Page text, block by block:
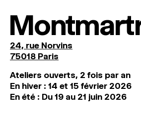
24, rue Norvins
75018 Paris
Ateliers ouverts, 2 fois par an
En hiver : 14 et 15 février 2026
En été : Du 19 au 21 juin 2026